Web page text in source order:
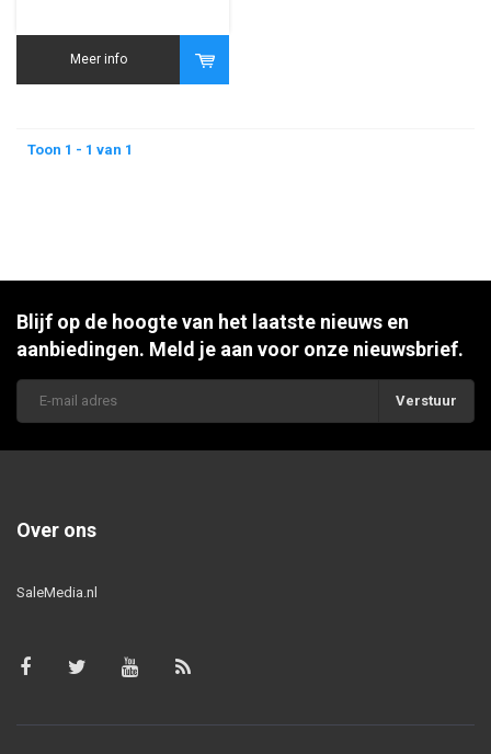
Meer info
Toon 1 - 1 van 1
Blijf op de hoogte van het laatste nieuws en
aanbiedingen. Meld je aan voor onze nieuwsbrief.
Verstuur
Over ons
SaleMedia.nl